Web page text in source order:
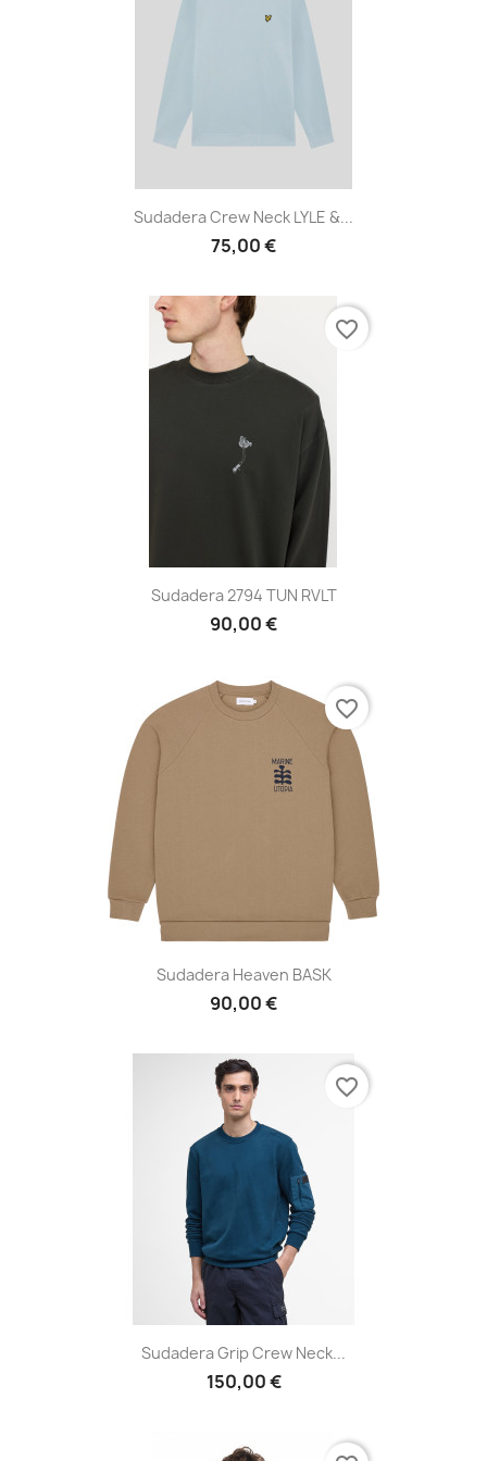
Sudadera Crew Neck LYLE &...
75,00 €
Sudadera 2794 TUN RVLT
90,00 €
favorite_border
Sudadera Heaven BASK
90,00 €
favorite_border
Sudadera Grip Crew Neck...
150,00 €
favorite_border